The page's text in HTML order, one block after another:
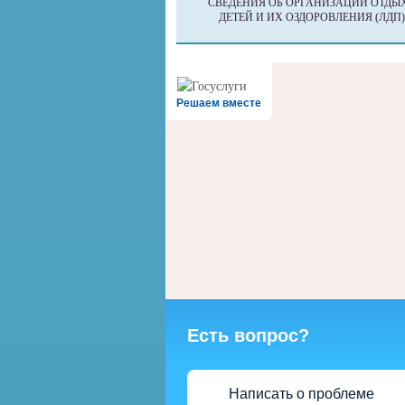
СВЕДЕНИЯ ОБ ОРГАНИЗАЦИИ
ДЕТЕЙ И ИХ ОЗДОРОВЛЕНИЯ (ЛДП)
Решаем вместе
Есть вопрос?
Написать о проблеме